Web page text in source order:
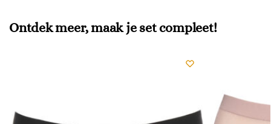
Ontdek meer, maak je set compleet!